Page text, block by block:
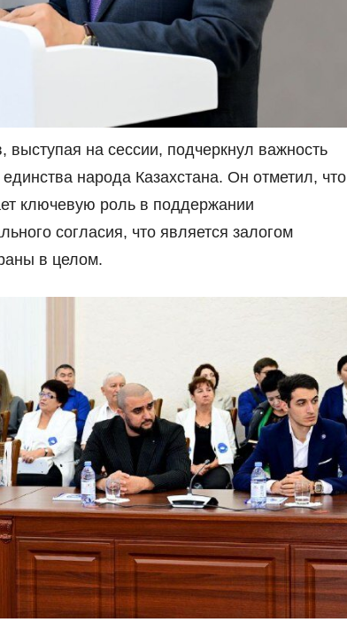
выступая на сессии, подчеркнул важность
народа Казахстана. Он отметил, что
ключевую роль в поддержании
согласия, что является залогом
в целом.